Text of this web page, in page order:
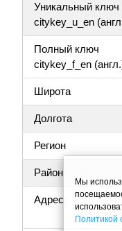
Уникальный ключ
citykey_u_en
Полный ключ
citykey_f_en
Широта
Долгота
Регион
Район
Адрес
Мы
Политикой